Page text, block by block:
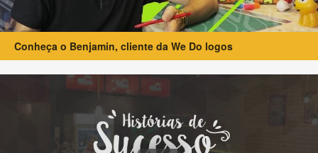
Conheça o Benjamin, cliente da We Do logos